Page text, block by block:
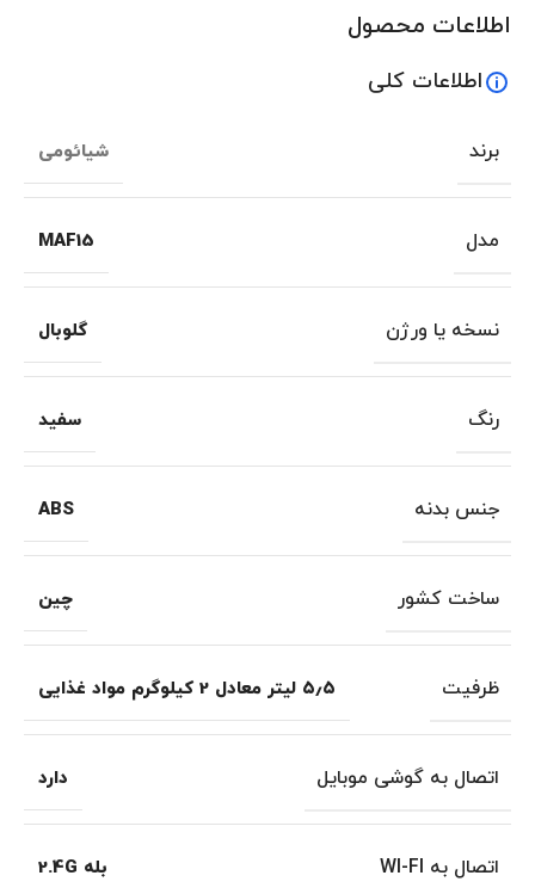
اطلاعات محصول
اطلاعات کلی
برند شیائومی
مدل MAF15
نسخه یا ورژن گلوبال
رنگ سفید
جنس بدنه ABS
ساخت کشور چین
ظرفیت ۵٫۵ لیتر معادل 2 کیلوگرم مواد غذایی
اتصال به گوشی موبایل دارد
اتصال به WI-FI بله 2.4G